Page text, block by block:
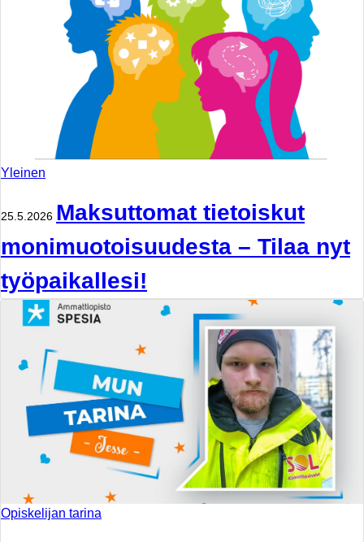
Yleinen
25.5.2026 Maksuttomat tietoiskut
monimuotoisuudesta – Tilaa nyt
työpaikallesi!
Opiskelijan tarina